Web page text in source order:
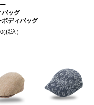
バッグ
ボディバッグ
税込）